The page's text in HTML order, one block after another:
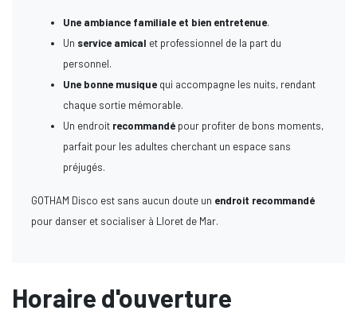
Une ambiance familiale et bien entretenue.
Un service amical et professionnel de la part du
personnel.
Une bonne musique qui accompagne les nuits, rendant
chaque sortie mémorable.
Un endroit recommandé pour profiter de bons moments,
parfait pour les adultes cherchant un espace sans
préjugés.
GOTHAM Disco est sans aucun doute un endroit recommandé
pour danser et socialiser à Lloret de Mar.
Horaire d'ouverture